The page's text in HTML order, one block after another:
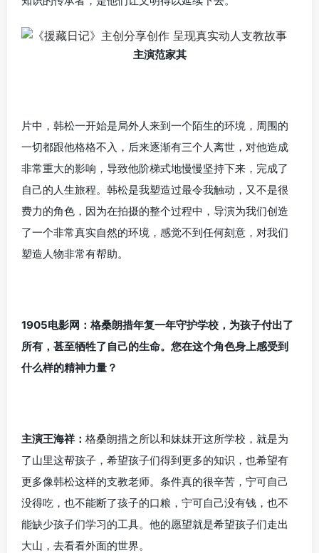
主演范家其
片中，韩松一开始是局外人来到一个陌生的环境，周围的
一切都跟他格格不入，后来逐渐有三个人离世，对他造成
非常重大的影响，导致他阶梯式地慢慢坚持下来，完成了
自己的人生旅程。韩松是我塑造过最令我触动，又不是很
费力的角色，因为在拍摄的整个过程中，导演为我们创造
了一个非常真实自然的环境，感觉不到任何刻意，对我们
塑造人物非常有帮助。
1905电影网：格桑朗措年复一年守护学校，为孩子付出了
所有，甚至牺牲了自己的生命。您在这个角色身上感受到
什么样的精神力量？
主演王海祥： 格桑朗措之所以和妹妹开这所学校，就是为
了山里这帮孩子，希望孩子们得到更多的知识，也希望有
更多像韩松这样的支教老师。条件真的很辛苦，宁可自己
没得吃，也不能断了孩子的口粮，宁可自己没有钱，也不
能缺少孩子们学习的工具。他的愿望就是希望孩子们走出
大山，去看看外面的世界。